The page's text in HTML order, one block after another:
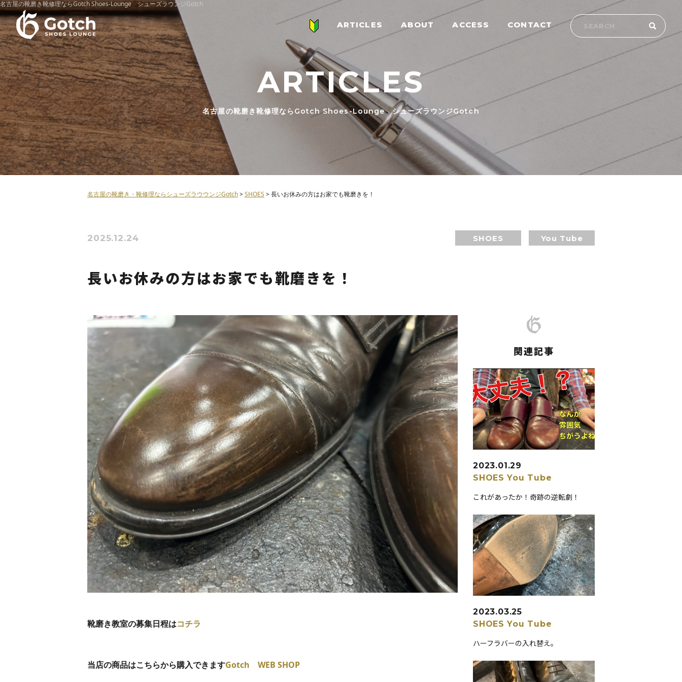
名古屋の靴磨き靴修理ならGotch Shoes-Lounge シューズラウンジGotch
ARTICLES ABOUT ACCESS CONTACT
ARTICLES
名古屋の靴磨き靴修理ならGotch Shoes-Lounge シューズラウンジGotch
名古屋の靴磨き・靴修理ならシューズラウウンジGotch>SHOES >長いお休みの方はお家でも靴磨きを！
2025.12.24 SHOES You Tube
長いお休みの方はお家でも靴磨きを！
靴磨き教室の募集日程はコチラ
当店の商品はこちらから購入できますGotch WEB SHOP
関連記事
2023.01.29
SHOES You Tube
これがあったか！奇跡の逆転劇！
2023.03.25
SHOES You Tube
ハーフラバーの入れ替え。